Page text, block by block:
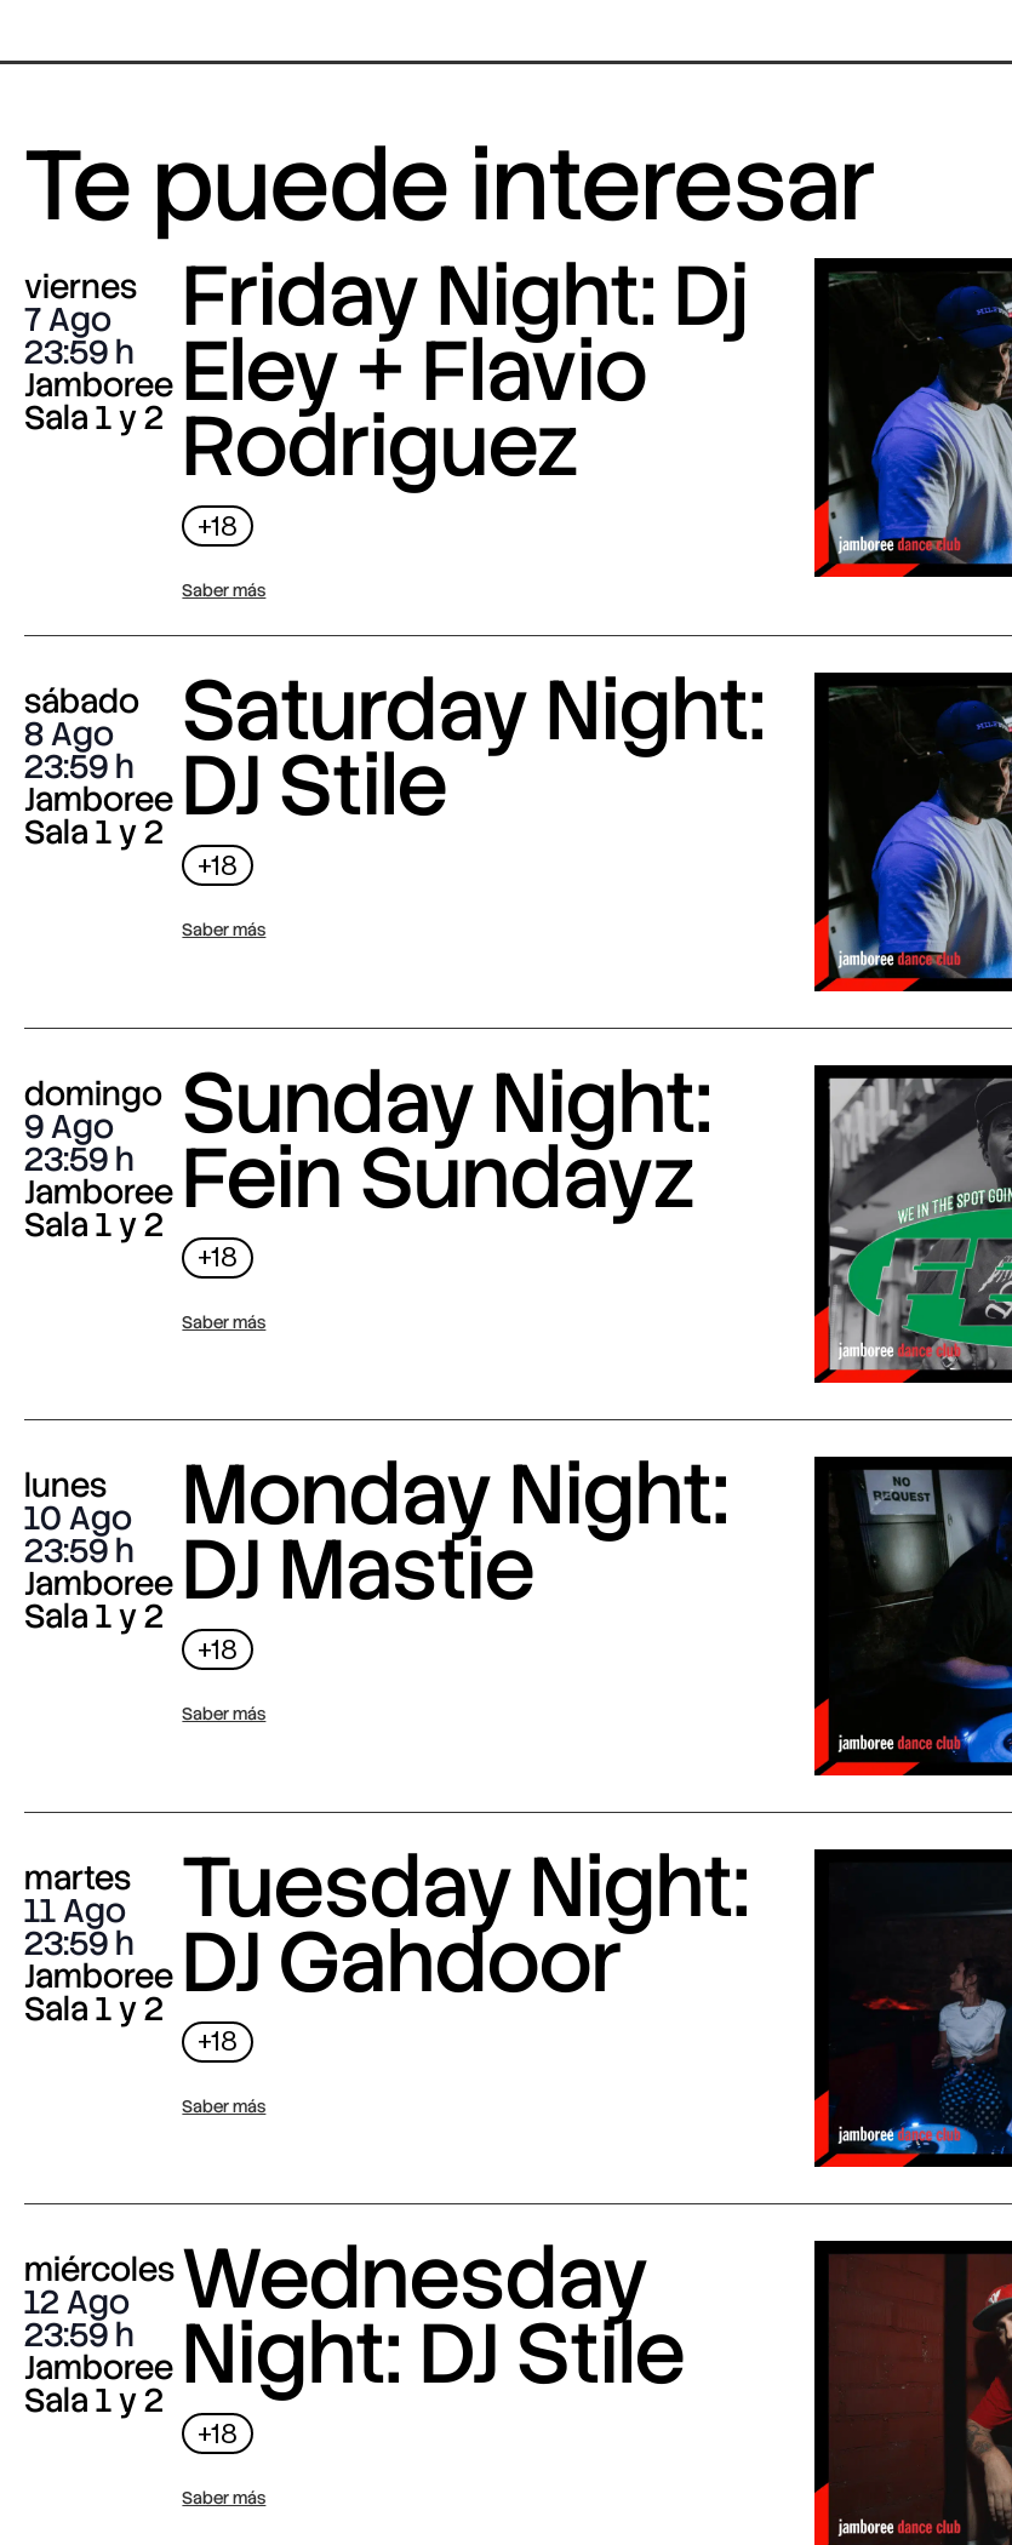
Te puede interesar
viernes
7 Ago
23:59
Jamboree
Sala 1 y 2
Friday Night: Dj
Eley + Flavio
Rodriguez
+18
Saber más
sábado
8 Ago
23:59
Jamboree
Sala 1 y 2
Saturday Night:
DJ Stile
+18
Saber más
domingo
9 Ago
23:59
Jamboree
Sala 1 y 2
Sunday Night:
Fein Sundayz
+18
Saber más
lunes
10 Ago
23:59
Jamboree
Sala 1 y 2
Monday Night:
DJ Mastie
+18
Saber más
martes
11 Ago
23:59
Jamboree
Sala 1 y 2
Tuesday Night:
DJ Gahdoor
+18
Saber más
miércoles
12 Ago
23:59
Jamboree
Sala 1 y 2
Wednesday
Night: DJ Stile
+18
Saber más